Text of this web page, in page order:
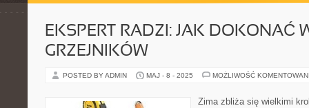
EKSPERT RADZI: JAK DOKONAĆ
GRZEJNIKÓW
POSTED BY ADMIN MAJ - 8 - 2025 MOŻLIWOŚĆ
Zima zbliża się wielkimi